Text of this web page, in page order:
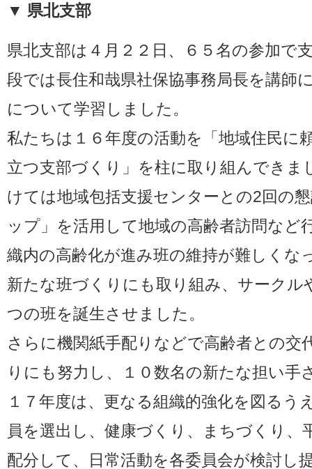
▼ 県北支部
県北支部は４月２２日、６５名の参加で
段では長住和哉県社保協事務局長を講師
について学習しました。
私たちは１６年度の活動を「地域住民に
立つ支部づくり」を柱に取り組んできま
けては地域包括支援センターとの2回の
ップ」を活用して地域の高齢者訪問など
織内の高齢化が進み班の維持が難しくな
新たな班づくりにも取り組み、サークル
つの班を誕生させました。
さらに機関紙手配りなどで高齢者との交
りにも努力し、１０数名の新たな担い手
１７年度は、更なる組織的強化を図るう
員を選出し、健康づくり、まちづくり、
配分して、日常活動を各委員会が検討し